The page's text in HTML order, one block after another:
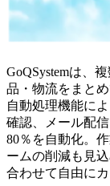
GoQSystemは、
品・物流をまと
自動処理機能に
確認、メール配
80％を自動化。
ームの削減も見
合わせて自由に